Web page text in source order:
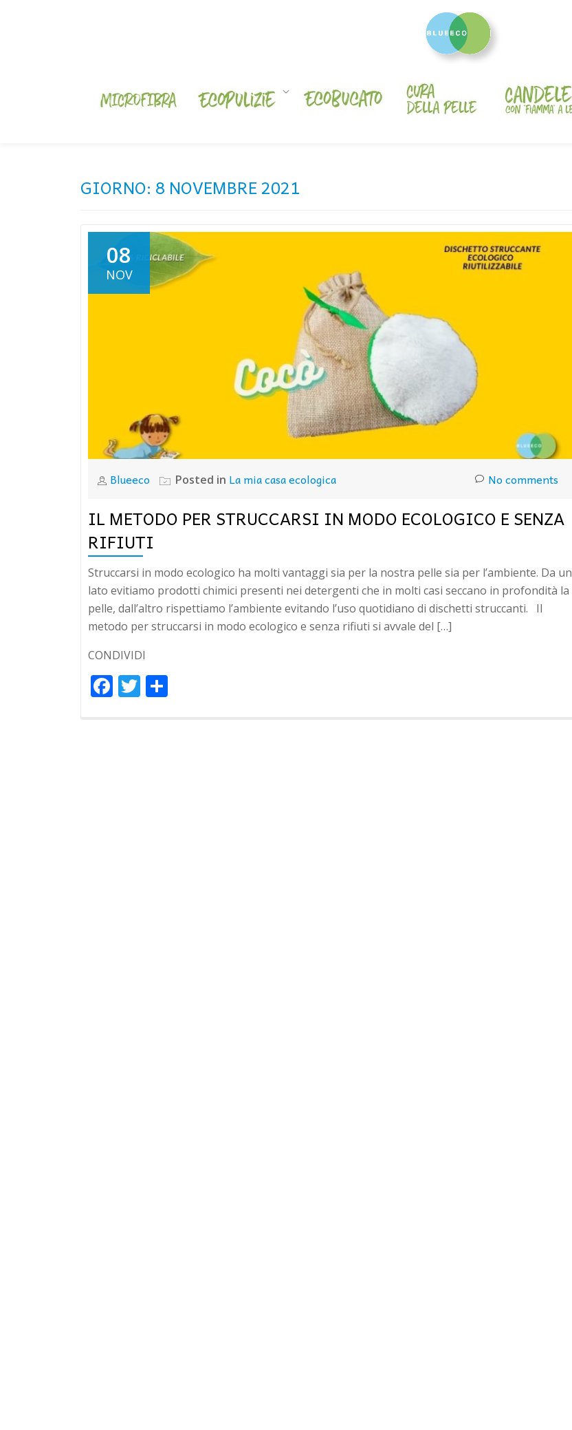
GIORNO: 8 NOVEMBRE 2021
08
NOV
Blueeco Posted in La mia casa ecologica No comments
IL METODO PER STRUCCARSI IN MODO ECOLOGICO E SENZA
RIFIUTI
Struccarsi in modo ecologico ha molti vantaggi sia per la nostra pelle sia per l’ambiente. Da un
lato evitiamo prodotti chimici presenti nei detergenti che in molti casi seccano in profondità la
pelle, dall’altro rispettiamo l’ambiente evitando l’uso quotidiano di dischetti struccanti. Il
metodo per struccarsi in modo ecologico e senza rifiuti si avvale del […]
CONDIVIDI
FacebookTwitter